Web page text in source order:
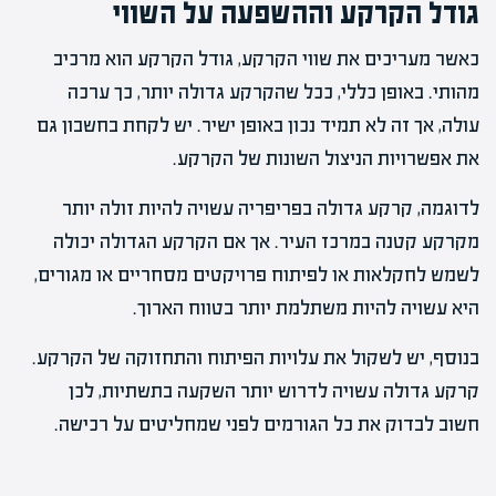
גודל הקרקע וההשפעה על השווי
כאשר מעריכים את שווי הקרקע, גודל הקרקע הוא מרכיב
מהותי. באופן כללי, ככל שהקרקע גדולה יותר, כך ערכה
עולה, אך זה לא תמיד נכון באופן ישיר. יש לקחת בחשבון גם
את אפשרויות הניצול השונות של הקרקע.
לדוגמה, קרקע גדולה בפריפריה עשויה להיות זולה יותר
מקרקע קטנה במרכז העיר. אך אם הקרקע הגדולה יכולה
לשמש לחקלאות או לפיתוח פרויקטים מסחריים או מגורים,
היא עשויה להיות משתלמת יותר בטווח הארוך.
בנוסף, יש לשקול את עלויות הפיתוח והתחזוקה של הקרקע.
קרקע גדולה עשויה לדרוש יותר השקעה בתשתיות, לכן
חשוב לבדוק את כל הגורמים לפני שמחליטים על רכישה.